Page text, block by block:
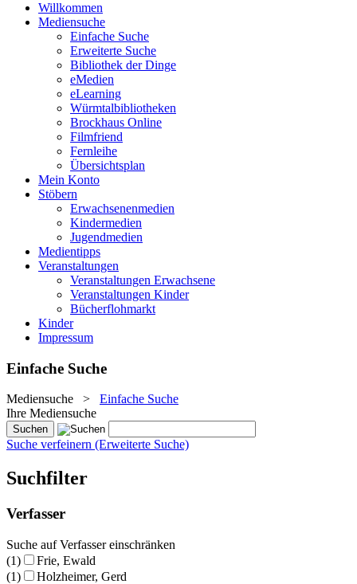
Willkommen
Mediensuche
Einfache Suche
Erweiterte Suche
Bibliothek der Dinge
eMedien
eLearning
Würmtalbibliotheken
Brockhaus Online
Filmfriend
Fernleihe
Übersichtsplan
Mein Konto
Stöbern
Erwachsenenmedien
Kindermedien
Jugendmedien
Medientipps
Veranstaltungen
Veranstaltungen Erwachsene
Veranstaltungen Kinder
Bücherflohmarkt
Kinder
Impressum
Einfache Suche
Mediensuche > Einfache Suche
Ihre Mediensuche
Suche verfeinern (Erweiterte Suche)
Suchfilter
Verfasser
Suche auf Verfasser einschränken
(1)
Frie, Ewald
(1)
Holzheimer, Gerd